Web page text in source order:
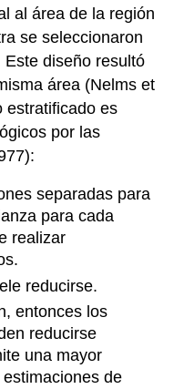
al área de la región
se seleccionaron
diseño resultó
área (Nelms et
estratificado es
por las
separadas para
para cada
realizar
reducirse.
entonces los
reducirse
una mayor
de